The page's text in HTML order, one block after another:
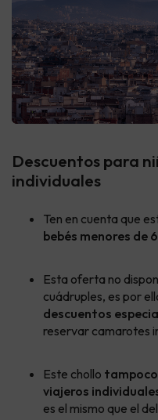
Descuentos para
individuales
Ten en cuenta que
bebés menores de
Esta oferta no
cuádruples, es por
descuentos
reservar camarotes
Este chollo
viajeros
es el mismo que el